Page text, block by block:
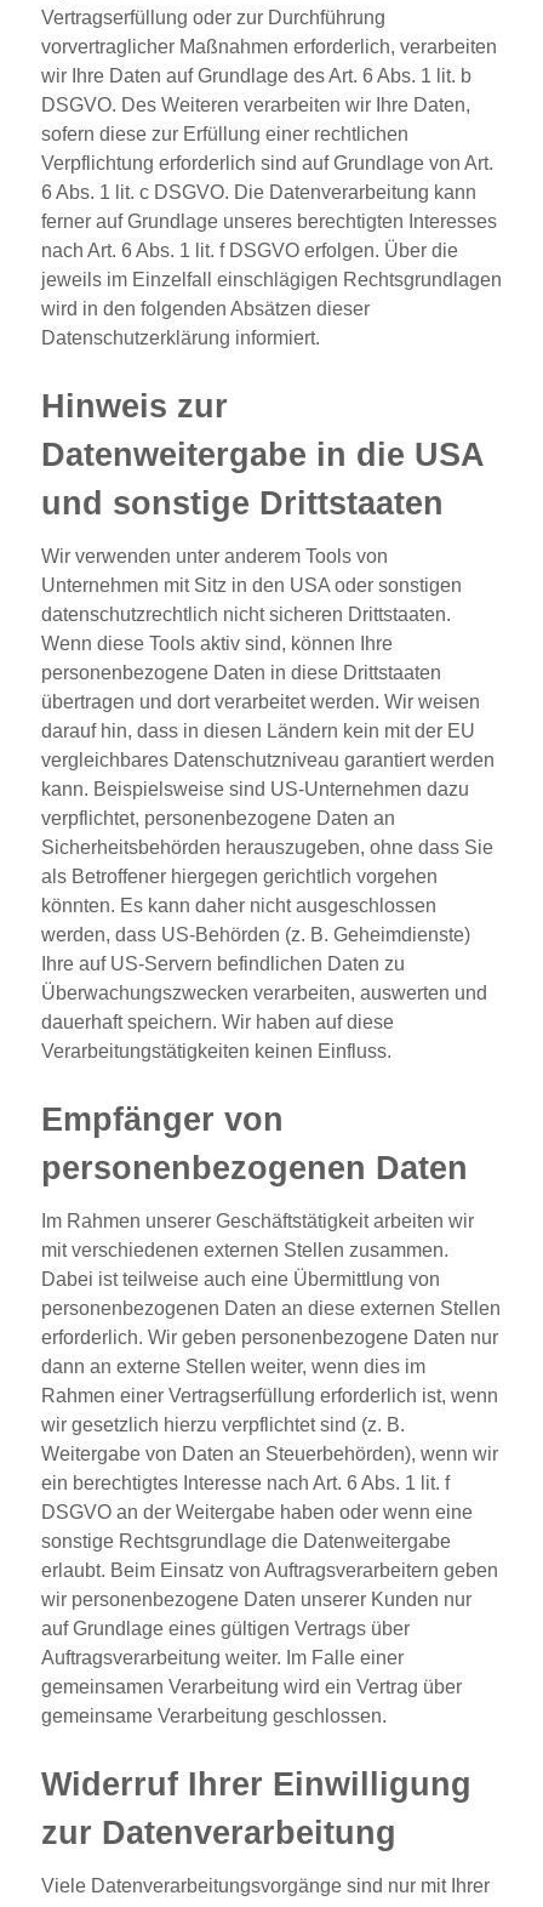
Vertragserfüllung oder zur Durchführung
vorvertraglicher Maßnahmen erforderlich, verarbeiten
wir Ihre Daten auf Grundlage des Art. 6 Abs. 1 lit. b
DSGVO. Des Weiteren verarbeiten wir Ihre Daten,
sofern diese zur Erfüllung einer rechtlichen
Verpflichtung erforderlich sind auf Grundlage von Art.
6 Abs. 1 lit. c DSGVO. Die Datenverarbeitung kann
ferner auf Grundlage unseres berechtigten Interesses
nach Art. 6 Abs. 1 lit. f DSGVO erfolgen. Über die
jeweils im Einzelfall einschlägigen Rechtsgrundlagen
wird in den folgenden Absätzen dieser
Datenschutzerklärung informiert.
Hinweis zur
Datenweitergabe in die USA
und sonstige Drittstaaten
Wir verwenden unter anderem Tools von
Unternehmen mit Sitz in den USA oder sonstigen
datenschutzrechtlich nicht sicheren Drittstaaten.
Wenn diese Tools aktiv sind, können Ihre
personenbezogene Daten in diese Drittstaaten
übertragen und dort verarbeitet werden. Wir weisen
darauf hin, dass in diesen Ländern kein mit der EU
vergleichbares Datenschutzniveau garantiert werden
kann. Beispielsweise sind US-Unternehmen dazu
verpflichtet, personenbezogene Daten an
Sicherheitsbehörden herauszugeben, ohne dass Sie
als Betroffener hiergegen gerichtlich vorgehen
könnten. Es kann daher nicht ausgeschlossen
werden, dass US-Behörden (z. B. Geheimdienste)
Ihre auf US-Servern befindlichen Daten zu
Überwachungszwecken verarbeiten, auswerten und
dauerhaft speichern. Wir haben auf diese
Verarbeitungstätigkeiten keinen Einfluss.
Empfänger von
personenbezogenen Daten
Im Rahmen unserer Geschäftstätigkeit arbeiten wir
mit verschiedenen externen Stellen zusammen.
Dabei ist teilweise auch eine Übermittlung von
personenbezogenen Daten an diese externen Stellen
erforderlich. Wir geben personenbezogene Daten nur
dann an externe Stellen weiter, wenn dies im
Rahmen einer Vertragserfüllung erforderlich ist, wenn
wir gesetzlich hierzu verpflichtet sind (z. B.
Weitergabe von Daten an Steuerbehörden), wenn wir
ein berechtigtes Interesse nach Art. 6 Abs. 1 lit. f
DSGVO an der Weitergabe haben oder wenn eine
sonstige Rechtsgrundlage die Datenweitergabe
erlaubt. Beim Einsatz von Auftragsverarbeitern geben
wir personenbezogene Daten unserer Kunden nur
auf Grundlage eines gültigen Vertrags über
Auftragsverarbeitung weiter. Im Falle einer
gemeinsamen Verarbeitung wird ein Vertrag über
gemeinsame Verarbeitung geschlossen.
Widerruf Ihrer Einwilligung
zur Datenverarbeitung
Viele Datenverarbeitungsvorgänge sind nur mit Ihrer